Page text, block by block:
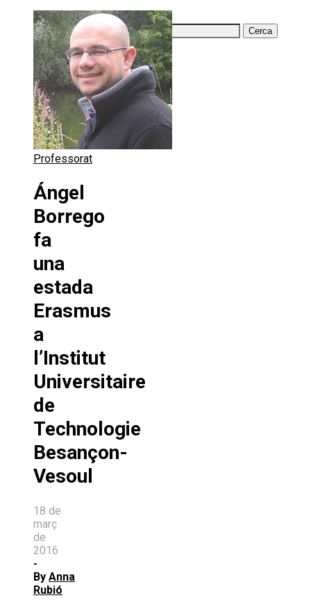
Cerca:
Professorat
Ángel
Borrego
fa
una
estada
Erasmus
a
l’Institut
Universitaire
de
Technologie
Besançon-
Vesoul
18 de
març
de
2016
-
By Anna
Rubió